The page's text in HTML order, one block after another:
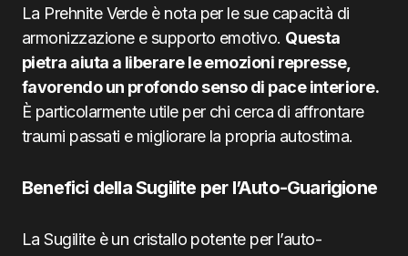
La Prehnite Verde è nota per le sue capacità di
armonizzazione e supporto emotivo. Questa
pietra aiuta a liberare le emozioni represse,
favorendo un profondo senso di pace interiore.
È particolarmente utile per chi cerca di affrontare
traumi passati e migliorare la propria autostima.
Benefici della Sugilite per l’Auto-Guarigione
La Sugilite è un cristallo potente per l’auto-